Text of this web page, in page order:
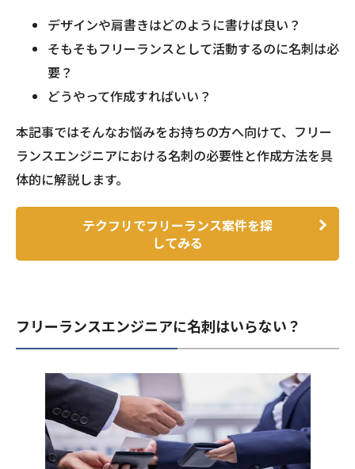
デザインや肩書きはどのように書けば良い？
そもそもフリーランスとして活動するのに名刺は必
要？
どうやって作成すればいい？
本記事ではそんなお悩みをお持ちの方へ向けて、フリー
ランスエンジニアにおける名刺の必要性と作成方法を具
体的に解説します。
テクフリでフリーランス案件を探
してみる
フリーランスエンジニアに名刺はいらない？